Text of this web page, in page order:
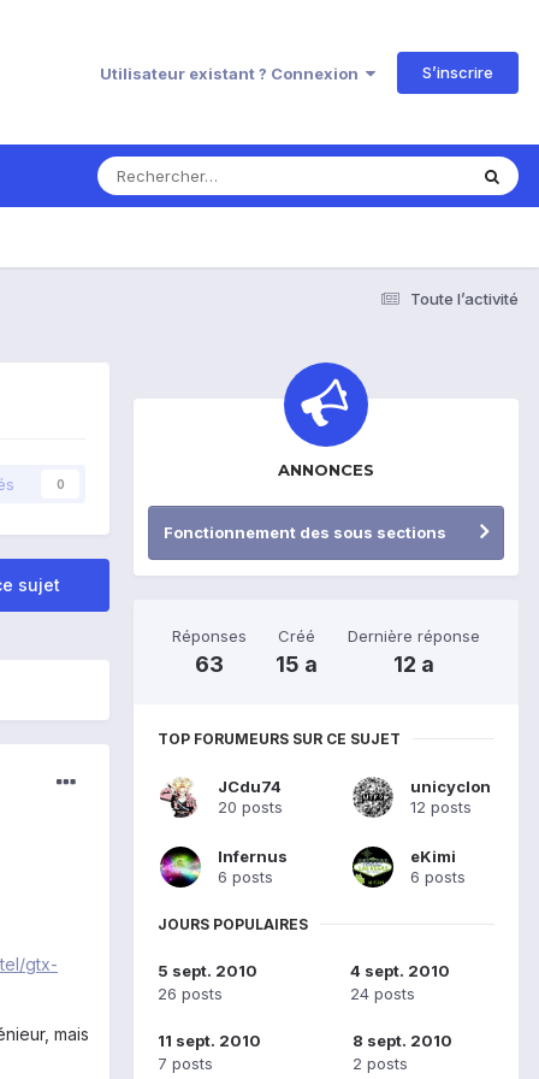
Utilisateur existant ? Connexion S’inscrire
Toute l’activité
0
sujet
gtx-
mais
ANNONCES
Fonctionnement des sous sections
Réponses
63
Créé
15 a
Dernière réponse
12 a
TOP FORUMEURS SUR CE SUJET
JCdu74
20 posts
unicyclon
12 posts
Infernus
6 posts
eKimi
6 posts
JOURS POPULAIRES
5 sept. 2010
26 posts
4 sept. 2010
24 posts
11 sept. 2010
7 posts
8 sept. 2010
2 posts